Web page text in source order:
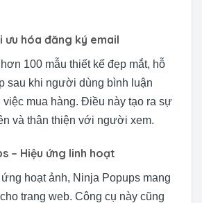
ưu hóa đăng ký email
100 mẫu thiết kế đẹp mắt, hỗ
sau khi người dùng bình luận
việc mua hàng. Điều này tạo ra sự
và thân thiện với người xem.
– Hiệu ứng linh hoạt
hoạt ảnh, Ninja Popups mang
trang web. Công cụ này cũng